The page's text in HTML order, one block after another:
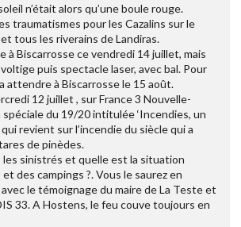
n’était alors qu’une boule rouge.
traumatismes pour les Cazalins sur le
tous les riverains de Landiras.
à Biscarrosse ce vendredi 14 juillet, mais
puis spectacle laser, avec bal. Pour
attendre à Biscarrosse le 15 août.
12 juillet , sur France 3 Nouvelle-
spéciale du 19/20 intitulée ‘Incendies, un
qui revient sur l’incendie du siècle qui a
de pinèdes.
sinistrés et quelle est la situation
des campings ?. Vous le saurez en
le témoignage du maire de La Teste et
33. A Hostens, le feu couve toujours en